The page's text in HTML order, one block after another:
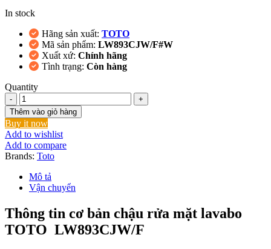
In stock
Hãng sản xuất: TOTO
Mã sản phẩm: LW893CJW/F#W
Xuất xứ: Chính hãng
Tình trạng: Còn hàng
Quantity
Chậu
Rửa
Lavabo
TOTO
LW893CJW/F#W
Đặt
Bàn
số
lượng
Thêm vào giỏ hàng
Buy it now
Add to wishlist
Add to compare
Brands: Toto
Mô tả
Vận chuyển
Thông tin cơ bản chậu rửa mặt lavabo
TOTO LW893CJW/F